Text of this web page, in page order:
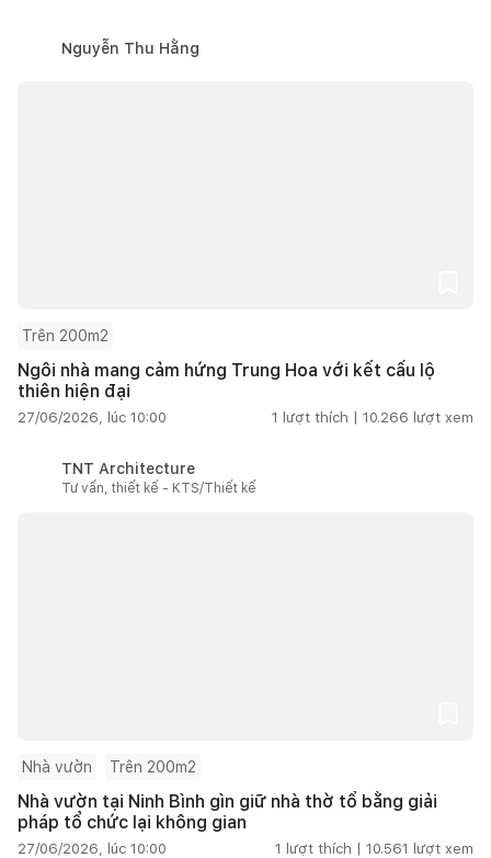
Nguyễn Thu Hằng
Trên 200m2
Ngôi nhà mang cảm hứng Trung Hoa với kết cấu lộ
thiên hiện đại
27/06/2026, lúc 10:00 1 lượt thích | 10.266 lượt xem
TNT Architecture
Tư vấn, thiết kế - KTS/Thiết kế
Nhà vườn Trên 200m2
Nhà vườn tại Ninh Bình gìn giữ nhà thờ tổ bằng giải
pháp tổ chức lại không gian
27/06/2026, lúc 10:00 1 lượt thích | 10.561 lượt xem